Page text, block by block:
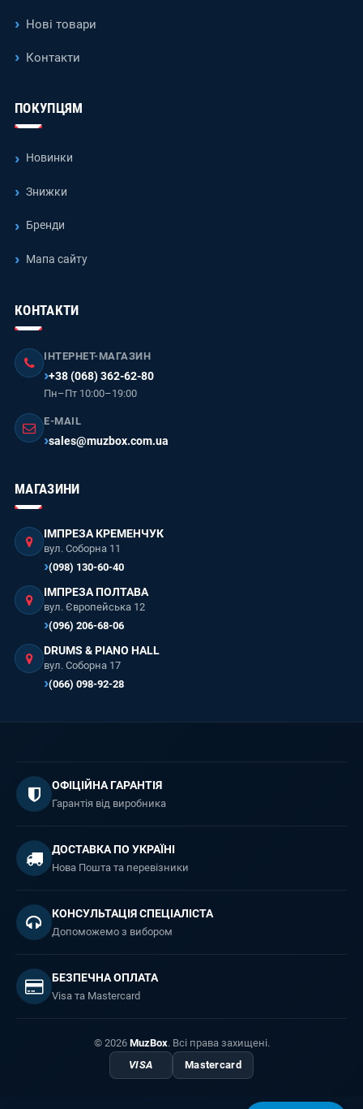
Нові товари
Контакти
ПОКУПЦЯМ
Новинки
Знижки
Бренди
Мапа сайту
КОНТАКТИ
ІНТЕРНЕТ-МАГАЗИН
+38 (068) 362-62-80
Пн–Пт 10:00–19:00
E-MAIL
sales@muzbox.com.ua
МАГАЗИНИ
ІМПРЕЗА КРЕМЕНЧУК
вул. Соборна 11
(098) 130-60-40
ІМПРЕЗА ПОЛТАВА
вул. Європейська 12
(096) 206-68-06
DRUMS & PIANO HALL
вул. Соборна 17
(066) 098-92-28
ОФІЦІЙНА ГАРАНТІЯ
Гарантія від виробника
ДОСТАВКА ПО УКРАЇНІ
Нова Пошта та перевізники
КОНСУЛЬТАЦІЯ СПЕЦІАЛІСТА
Допоможемо з вибором
БЕЗПЕЧНА ОПЛАТА
Visa та Mastercard
© 2026 MuzBox. Всі права захищені.
VISA
Mastercard